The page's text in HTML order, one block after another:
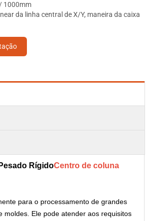
1000mm
da linha central de X/Y, maneira da caixa
RígidoCentro de coluna
para o processamento de grandes
moldes. Ele pode atender aos requisitos